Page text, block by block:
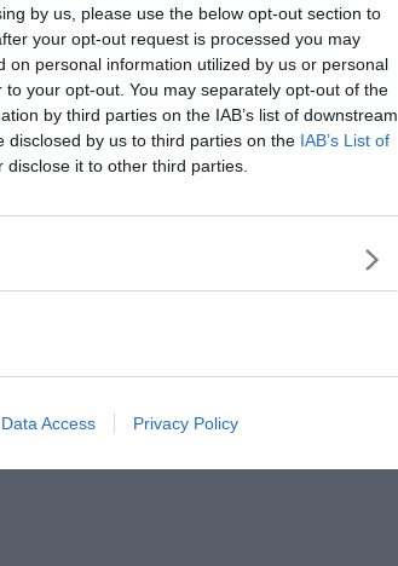
by us, please use the below opt-out section to
your opt-out request is processed you may
on personal information utilized by us or personal
your opt-out. You may separately opt-out of the
by third parties on the IAB’s list of downstream
disclosed by us to third parties on the IAB’s List of
disclose it to other third parties.
Data Access Privacy Policy
attività elettrica.
orari, mentre mari molto mossi